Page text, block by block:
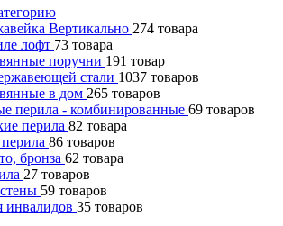
Вертикально 274 товара
лофт 73 товара
поручни 191 товар
стали 1037 товаров
в дом 265 товаров
перила - комбинированные 69 товаров
перила 82 товара
86 товаров
бронза 62 товара
27 товаров
59 товаров
инвалидов 35 товаров